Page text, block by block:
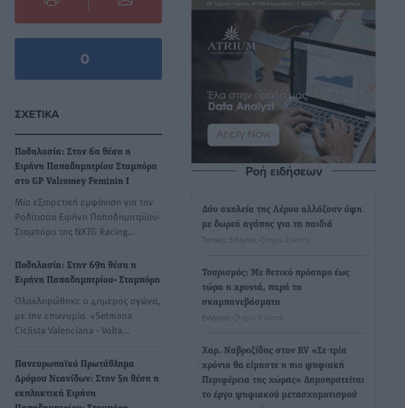
0
ΣΧΕΤΙΚΆ
Ποδηλασία: Στην 6η θέση η
Ειρήνη Παπαδημητρίου Σταμπόρη
στο GP Valromey Feminin I
Μία εξαιρετική εμφάνιση για την
Ροδίτισσα Ειρήνη Παπαδημητρίου-
Σταμπόρη της NXTG Racing…
Ποδηλασία: Στην 69η θέση η
Ειρήνη Παπαδημητρίου- Σταμπόρη
Ολοκληρώθηκε ο 4ημερος αγώνα,
με την επωνυμία «Setmana
Ciclista Valenciana - Volta…
Πανευρωπαϊκό Πρωτάθλημα
Δρόμου Νεανίδων: Στην 5η θέση η
εκπληκτική Ειρήνη
Ροή ειδήσεων
Δύο σχολεία της Λέρου αλλάζουν όψη
με δωρεά αγάπης για τα παιδιά
Τοπικές Ειδήσεις πριν 2 λεπτά
Τουρισμός: Με θετικό πρόσημο έως
τώρα η χρονιά, παρά τα
σκαμπανεβάσματα
Ειδήσεις πριν 11 λεπτά
Χαρ. Ναβροζίδης στον RV «Σε τρία
χρόνια θα είμαστε η πιο ψηφιακή
Περιφέρεια της χώρας» Δημοπρατείται
το έργο ψηφιακού μετασχηματισμού